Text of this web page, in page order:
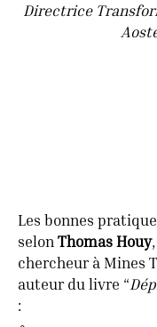
Directrice
Les bonnes
selon Thomas Houy
chercheur à Mines
auteur du livre “
: